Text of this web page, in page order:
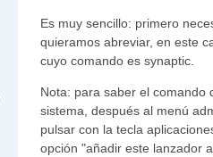
Es muy sencillo: primero
quieramos abreviar, en este
cuyo comando es synaptic.
Nota: para saber el comando
sistema, después al menú
pulsar con la tecla
opción "añadir este lanzador